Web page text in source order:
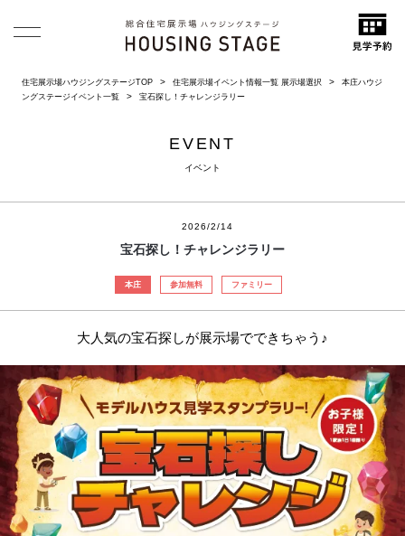
住宅展示場ハウジングステージTOP 住宅展示場イベント情報一覧 展示場選択
本庄ハウジ
ングステージイベント一覧
宝石探し！チャレンジラリー
EVENT
イベント
2026/2/14
宝石探し！チャレンジラリー
本庄 参加無料 ファミリー
大人気の宝石探しが展示場でできちゃう♪